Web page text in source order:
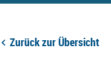
Zurück zur Übersicht